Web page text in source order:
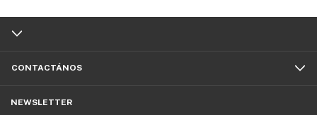
CONTACTÁNOS
NEWSLETTER